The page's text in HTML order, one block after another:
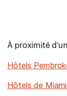
À proximité
Hôtels
Hôtels de